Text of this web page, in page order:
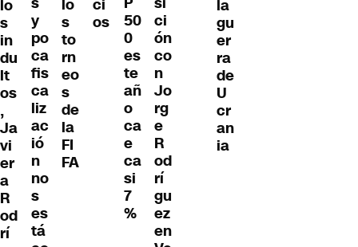
lo
s
in
du
lt
os
,
Ja
vi
er
a
R
od
rí
y
po
ca
fis
ca
liz
ac
ió
n
no
s
es
tá
lo
s
to
rn
eo
s
de
la
FI
FA
ci
os
50
0
es
te
añ
o
ca
e
ca
si
7
%
ci
ón
co
n
Jo
rg
e
R
od
rí
gu
ez
en
la
gu
er
ra
de
U
cr
an
ia